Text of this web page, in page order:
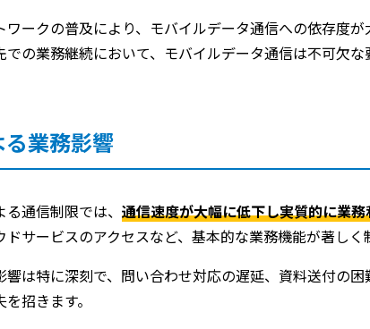
ワークの普及により、モバイルデータ通信への依存度
の業務継続において、モバイルデータ通信は不可欠な
業務影響
通信制限では、 通信速度が大幅に低下し実質的に業
サービスのアクセスなど、基本的な業務機能が著しく
響は特に深刻で、問い合わせ対応の遅延、資料送付の
招きます。